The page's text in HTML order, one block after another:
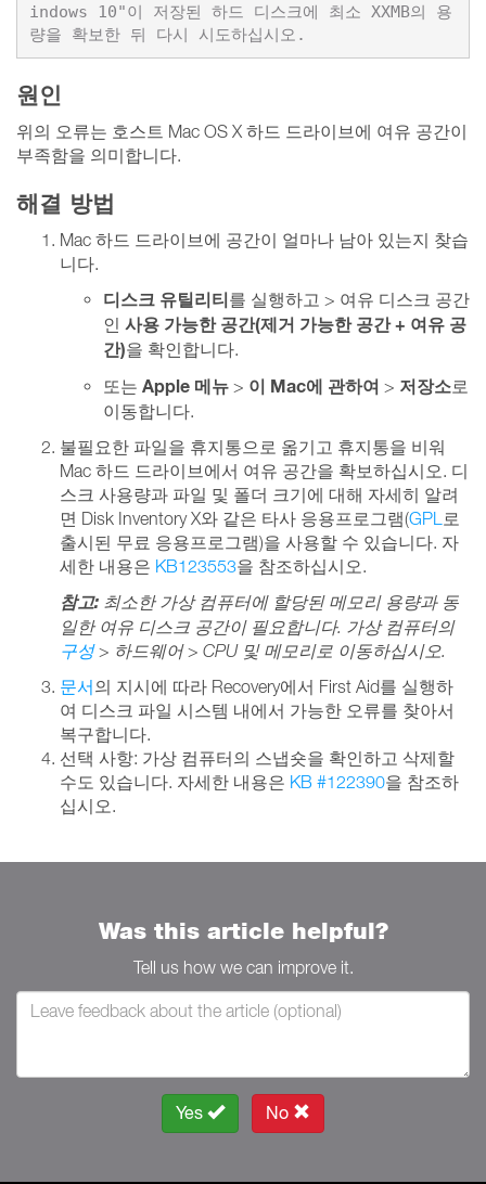
indows 10"이 저장된 하드 디스크에 최소 XXMB의 용
량을 확보한 뒤 다시 시도하십시오.
원인
위의 오류는 호스트 Mac OS X 하드 드라이브에 여유 공간이
부족함을 의미합니다.
해결 방법
Mac 하드 드라이브에 공간이 얼마나 남아 있는지 찾습
니다.
디스크 유틸리티를 실행하고 > 여유 디스크 공간
인 사용 가능한 공간(제거 가능한 공간 + 여유 공
간)을 확인합니다.
또는 Apple 메뉴 > 이 Mac에 관하여 > 저장소로
이동합니다.
불필요한 파일을 휴지통으로 옮기고 휴지통을 비워
Mac 하드 드라이브에서 여유 공간을 확보하십시오. 디
스크 사용량과 파일 및 폴더 크기에 대해 자세히 알려
면 Disk Inventory X와 같은 타사 응용프로그램(GPL 로
출시된 무료 응용프로그램)을 사용할 수 있습니다. 자
세한 내용은 KB123553을 참조하십시오.
참고: 최소한 가상 컴퓨터에 할당된 메모리 용량과 동
일한 여유 디스크 공간이 필요합니다. 가상 컴퓨터의
구성> 하드웨어 > CPU 및 메모리로 이동하십시오.
문서의 지시에 따라 Recovery에서 First Aid를 실행하
여 디스크 파일 시스템 내에서 가능한 오류를 찾아서
복구합니다.
선택 사항: 가상 컴퓨터의 스냅숏을 확인하고 삭제할
수도 있습니다. 자세한 내용은 KB #122390을 참조하
십시오.
Was this article helpful?
Tell us how we can improve it.
Yes No